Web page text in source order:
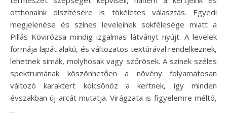
otthonaink díszítésére is tökéletes választás. Egyedi
megjelenése és színes leveleinek sokfélesége miatt a
Pillás Kövirózsa mindig izgalmas látványt nyújt. A levelek
formája lapát alakú, és változatos textúrával rendelkeznek,
lehetnek simák, molyhosak vagy szőrösek. A színek széles
spektrumának köszönhetően a növény folyamatosan
változó karaktert kölcsönöz a kertnek, így minden
évszakban új arcát mutatja. Virágzata is figyelemre méltó,
…